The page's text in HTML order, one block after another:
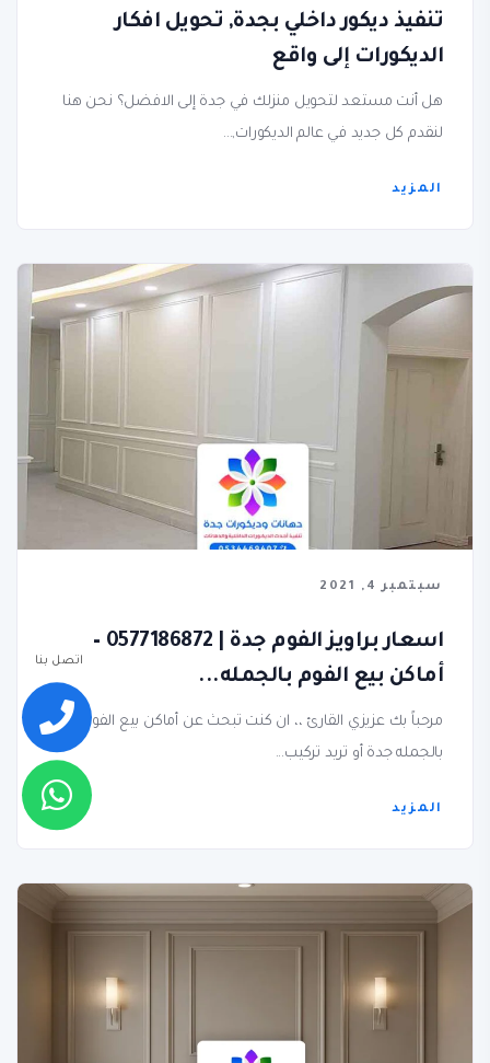
تنفيذ ديكور داخلي بجدة, تحويل افكار
الديكورات إلى واقع
هل أنت مستعد لتحويل منزلك في جدة إلى الافضل؟ نحن هنا
لنقدم كل جديد في عالم الديكورات,...
المزيد
سبتمبر 4, 2021
اسعار براويز الفوم جدة | 0577186872 –
أماكن بيع الفوم بالجمله...
مرحباً بك عزيزي القارئ ،، ان كنت تبحث عن أماكن بيع الفوم
بالجمله جدة أو تريد تركيب...
المزيد
اتصل بنا